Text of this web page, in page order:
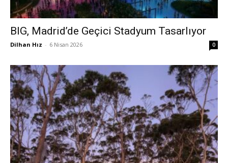
BIG, Madrid’de Geçici Stadyum Tasarlıyor
Dilhan Hız - 6 Nisan 2026 0